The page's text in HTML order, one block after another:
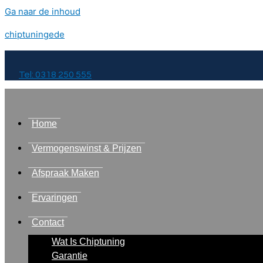
Ga naar de inhoud
chiptuningede
Tel: 0318 250 555
Home
Vermogenswinst & Prijzen
Afspraak Maken
Ervaringen
Contact
Wat Is Chiptuning
Garantie